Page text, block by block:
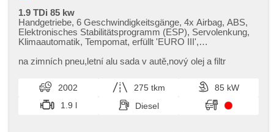
1.9 TDi 85 kw
Handgetriebe, 6 Geschwindigkeitsgänge, 4x Airbag, ABS,
Elektronisches Stabilitätsprogramm (ESP), Servolenkung,
Klimaautomatik, Tempomat, erfüllt 'EURO III',
plnohodnotné rezervní kolo, El. Klappspiegel, El. Spiegel,
beheizte Sitze, Abnutzungssensor des Bremsbelages,
Nebelscheinwerfer, Autoradio, CD-Spieler, beheizte Spiegel,
Teilbare Rücksitzbank, vyjímatelná zadní sedadla,
Heckscheibenwischer, přední pohon
na zimních pneu,​letní alu sada v autě,​nový olej a filtr
2002 275 tkm
85 kW
1.9 l
Diesel